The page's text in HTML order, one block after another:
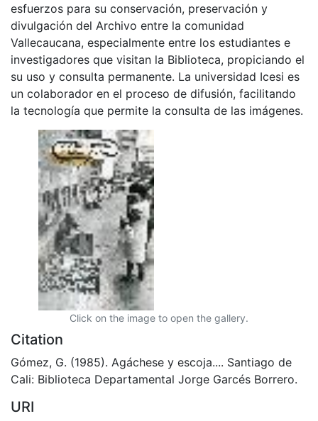
esfuerzos para su conservación, preservación y
divulgación del Archivo entre la comunidad
Vallecaucana, especialmente entre los estudiantes e
investigadores que visitan la Biblioteca, propiciando el
su uso y consulta permanente. La universidad Icesi es
un colaborador en el proceso de difusión, facilitando
la tecnología que permite la consulta de las imágenes.
Click on the image to open the gallery.
Citation
Gómez, G. (1985). Agáchese y escoja.... Santiago de
Cali: Biblioteca Departamental Jorge Garcés Borrero.
URI